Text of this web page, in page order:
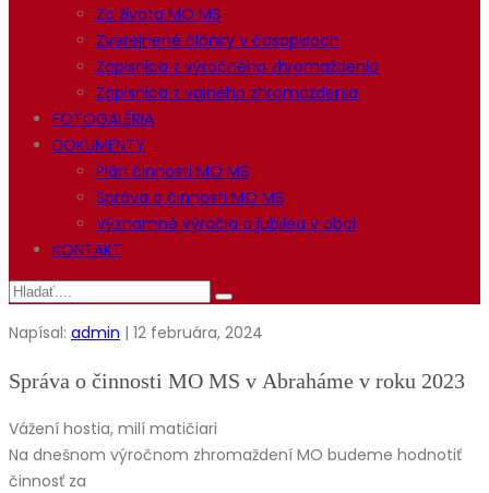
Zo života MO MS
Zverejnené články v časopisoch
Zápisnica z výročného zhromaždenia
Zápisnica z valného zhromaždenia
FOTOGALÉRIA
DOKUMENTY
Plán činnosti MO MS
Správa o činnosti MO MS
Významné výročia a jubilea v obci
KONTAKT
Napísal: admin | 12 februára, 2024
Správa o činnosti MO MS v Abraháme v roku 2023
Vážení hostia, milí matičiari
Na dnešnom výročnom zhromaždení MO budeme hodnotiť
činnosť za